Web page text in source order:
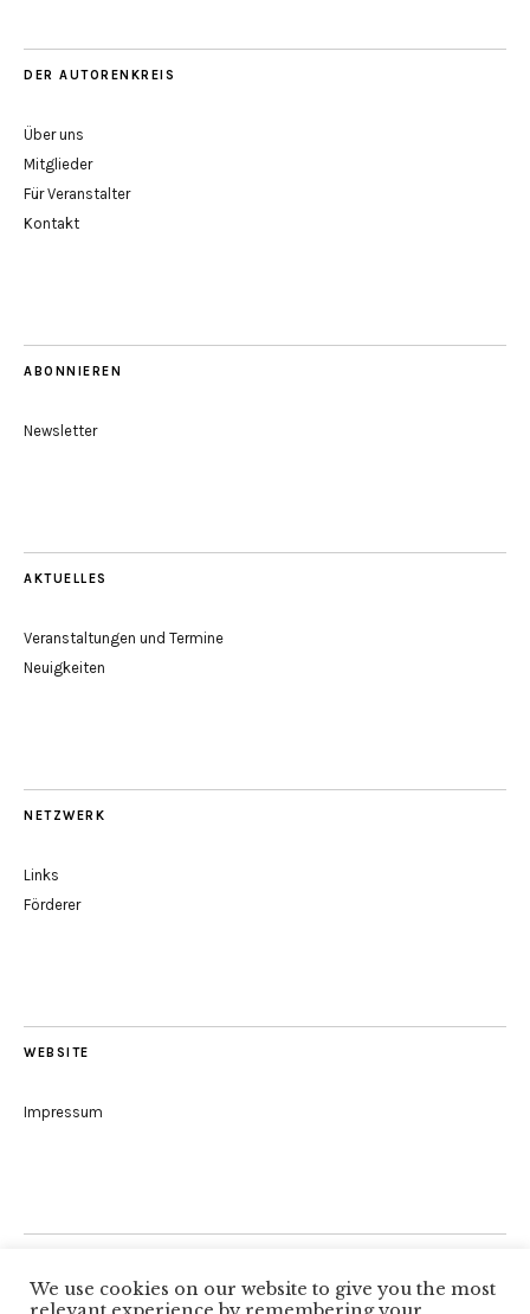
DER AUTORENKREIS
Über uns
Mitglieder
Für Veranstalter
Kontakt
ABONNIEREN
Newsletter
AKTUELLES
Veranstaltungen und Termine
Neuigkeiten
NETZWERK
Links
Förderer
WEBSITE
Impressum
Folge uns
We use cookies on our website to give you the most